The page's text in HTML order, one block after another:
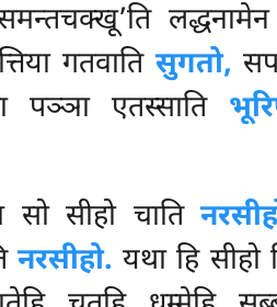
गतवाति सुगतो,
पञ्ञा एतस्साति
सो सीहो चाति
नरसीहो. यथा हि सीहो